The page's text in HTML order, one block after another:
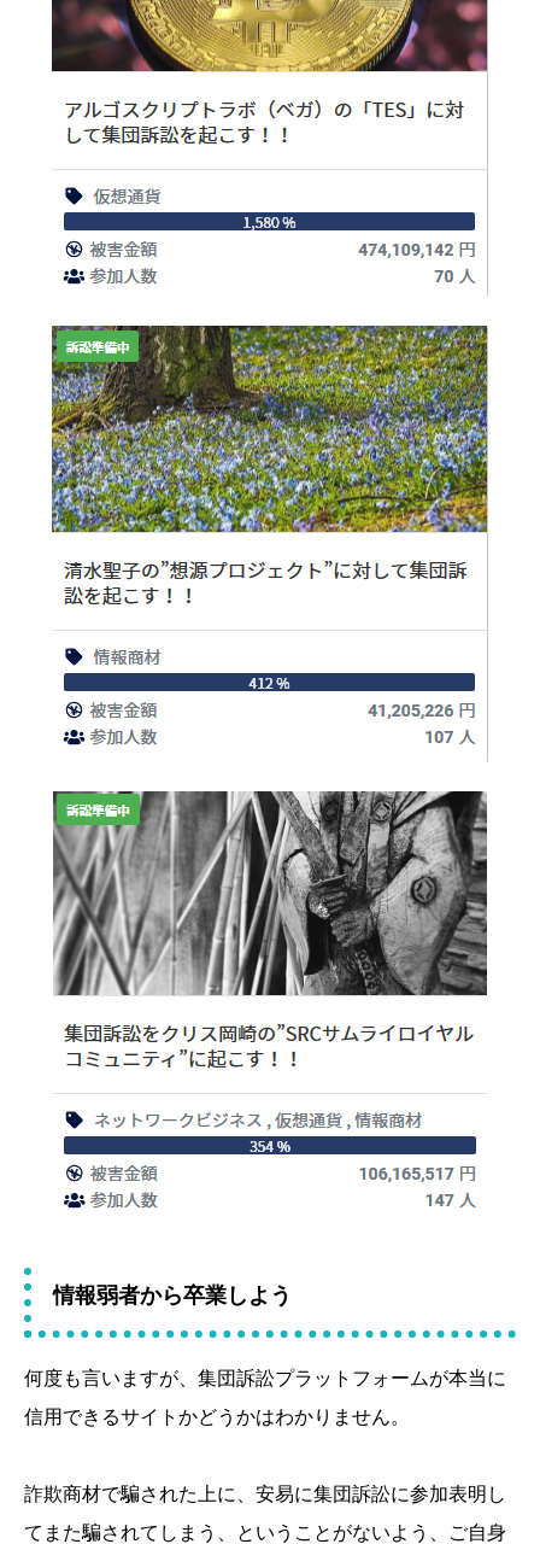
情報弱者から卒業しよう
何度も言いますが、集団訴訟プラットフォームが本当に
信用できるサイトかどうかはわかりません。
詐欺商材で騙された上に、安易に集団訴訟に参加表明し
てまた騙されてしまう、ということがないよう、ご自身